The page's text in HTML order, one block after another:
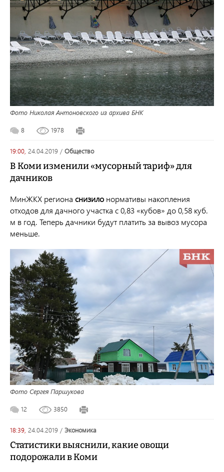
Фото Николая Антоновского из архива БНК
8 1978
19:00, 24.04.2019 / общество
В Коми изменили «мусорный тариф» для
дачников
МинЖКХ региона снизило нормативы накопления
отходов для дачного участка с 0,83 «кубов» до 0,58 куб.
м в год. Теперь дачники будут платить за вывоз мусора
меньше.
Фото Сергея Паршукова
12 3850
18:39, 24.04.2019 / экономика
Статистики выяснили, какие овощи
подорожали в Коми